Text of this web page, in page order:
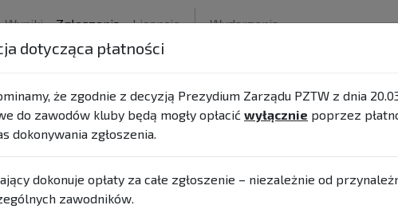
Wyniki Zgłoszenia Licencje Wydarzenia
listy zgłoszeń.
dotycząca płatności
że zgodnie z decyzją Prezydium Zarządu PZTW z dnia
do zawodów kluby będą mogły opłacić wyłącznie poprzez
dokonywania zgłoszenia.
dokonuje opłaty za całe zgłoszenie – niezależnie od
zawodników.